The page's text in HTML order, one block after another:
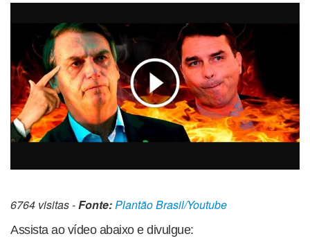
6764 visitas -Fonte:Plantão Brasil/Youtube
Assista ao vídeo abaixo e divulgue: